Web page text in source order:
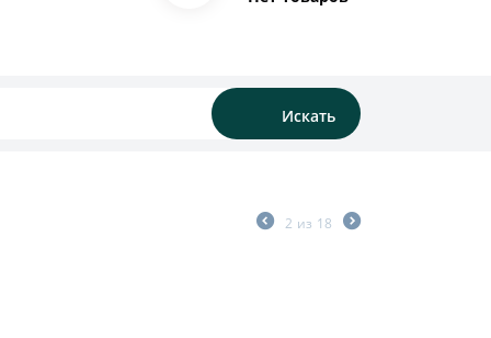
Искать
2 из 18